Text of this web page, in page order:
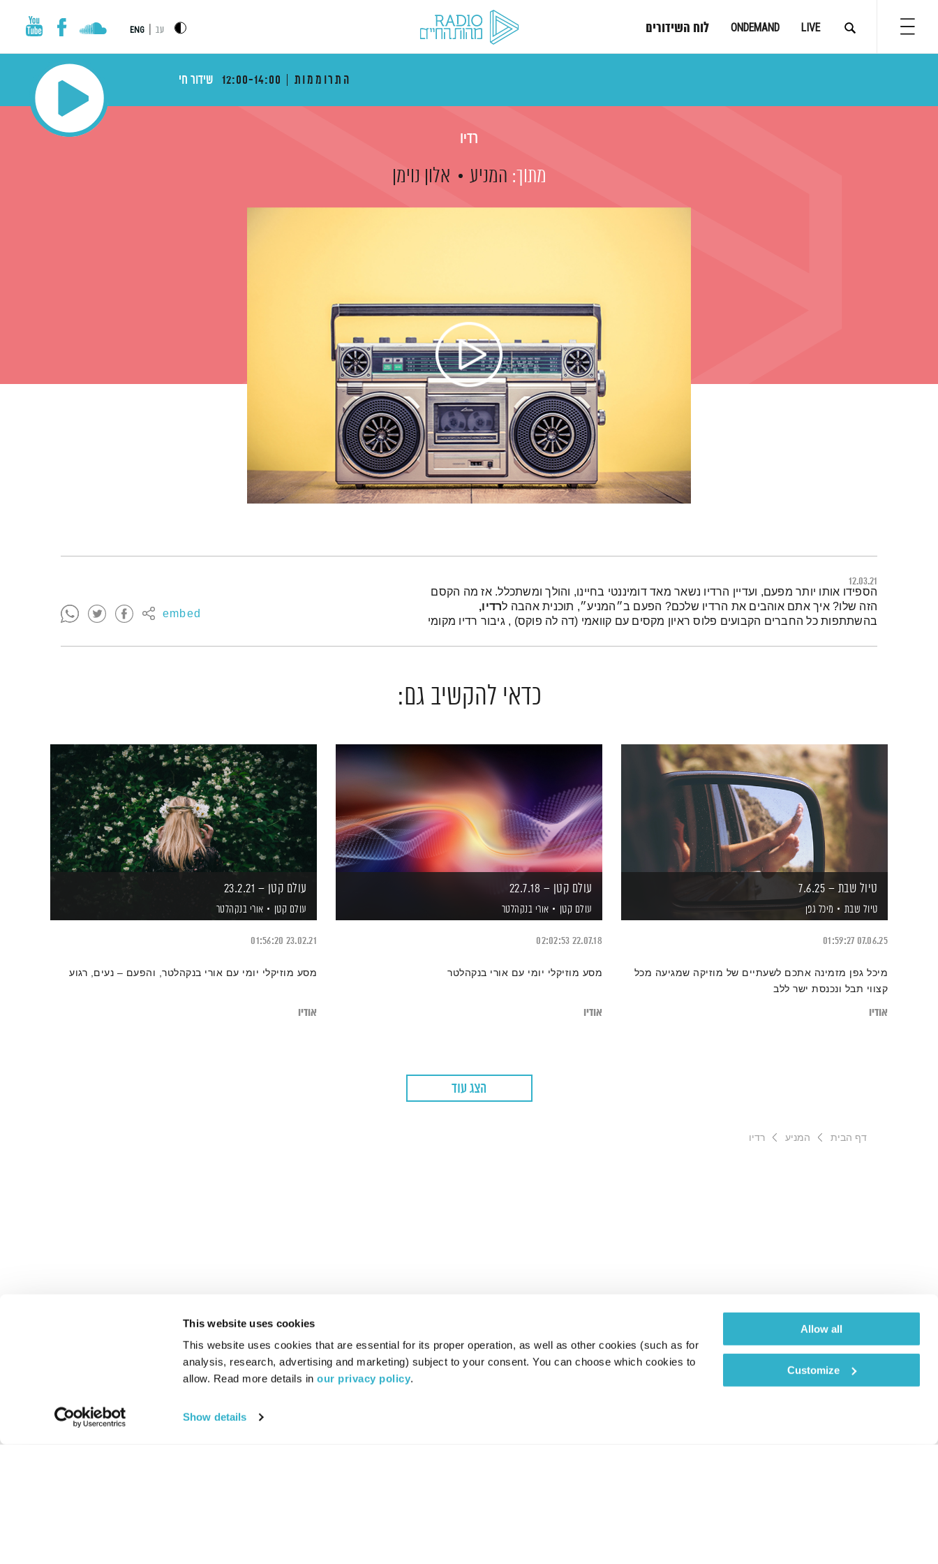
This website uses cookies
This website uses cookies that are essential for its proper operation, as well as other cookies (such as for
analysis, research, advertising and marketing) subject to your consent. You can choose which cookies to
allow. Read more details in our privacy policy.
Show details
Allow all
Customize
LIVE
ONDEMAND לוח השידורים עב ENG
התרוממות 12:00-14:00 שידור חי
רדיו
מתוך: המניע אלון נוימן
12.03.21
embed
תמצית הפודקאסט
הספידו אותו יותר מפעם, ועדיין הרדיו נשאר מאד דומיננטי בחיינו, והולך ומשתכלל. אז מה הקסם
הזה שלו? איך אתם אוהבים את הרדיו שלכם? הפעם ב״המניע״, תוכנית אהבה לרדיו,
בהשתתפות כל החברים הקבועים פלוס ראיון מקסים עם קוואמי (דה לה פוקס) , גיבור רדיו מקומי
כדאי להקשיב גם:
טיול שבת – 7.6.25
טיול שבת מיכל גפן
07.06.25
01:59:27
מיכל גפן מזמינה אתכם לשעתיים של מוזיקה שמגיעה מכל
קצווי תבל ונכנסת ישר ללב
אודיו
עולם קטן – 22.7.18
עולם קטן אורי בנקהלטר
22.07.18
02:02:53
מסע מוזיקלי יומי עם אורי בנקהלטר
אודיו
עולם קטן – 23.2.21
עולם קטן אורי בנקהלטר
23.02.21
01:56:20
מסע מוזיקלי יומי עם אורי בנקהלטר, והפעם – נעים, רגוע
אודיו
הצג עוד
דף הבית המניע רדיו